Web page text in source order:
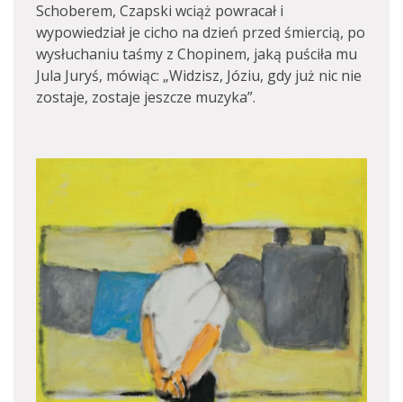
Schoberem, Czapski wciąż powracał i
wypowiedział je cicho na dzień przed śmiercią, po
wysłuchaniu taśmy z Chopinem, jaką puściła mu
Jula Juryś, mówiąc: „Widzisz, Józiu, gdy już nic nie
zostaje, zostaje jeszcze muzyka”.